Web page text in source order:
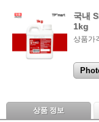
국내
1kg
상품가
상품 정보